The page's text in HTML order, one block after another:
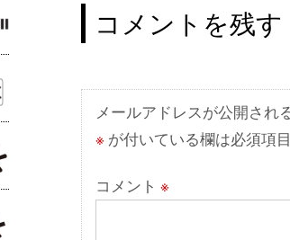
ナ
ビ
ゲ
ー
シ
ョ
ン
コメントを残す
メールアドレスが公開され
※ が付いている欄は必須項
コメント ※